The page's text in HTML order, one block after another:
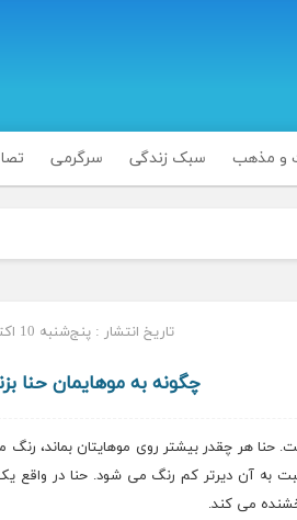
و مذهب سبک زندگی سرگرمی
تاریخ انتشار : پنج‌شنبه 10 اکتبر 2013 - 17:06
چگونه به موهایمان حنا
حنا هر چقدر بیشتر روی موهایتان
به آن دیرتر کم رنگ می شود. حنا در واقع
می کند.